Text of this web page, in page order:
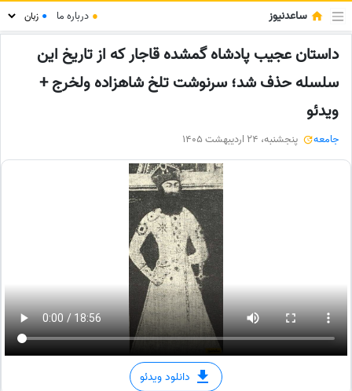
ساعدنیوز ● درباره ما ●
داستان عجیب پادشاه گمشده قاجار که از تاریخ این
سلسله حذف شد؛ سرنوشت تلخ شاهزاده ولخرج +
ویدئو
جامعه پنجشنبه، 24 اردیبهشت 1405
دانلود ویدئو